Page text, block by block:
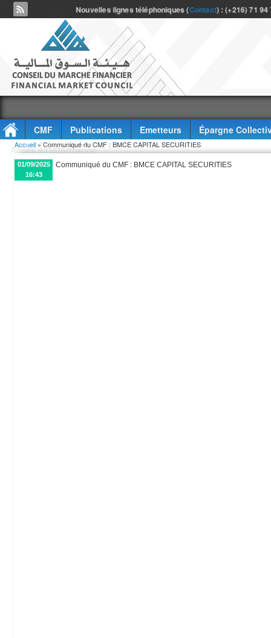
Nouvelles lignes téléphoniques (Contact) : (+216) 71
CMF Publications Emetteurs
Épargne
Accès à l'information
Vous êtes ici
Accueil » Communiqué du CMF : BMCE CAPITAL SECURITIES
01/09/2025
16:43
Communiqué du CMF : BMCE CAPITAL SECURITIES